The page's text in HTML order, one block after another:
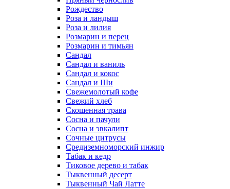
Рождество
Роза и ландыш
Роза и лилия
Розмарин и перец
Розмарин и тимьян
Сандал
Сандал и ваниль
Сандал и кокос
Сандал и Ши
Свежемолотый кофе
Свежий хлеб
Скошенная трава
Сосна и пачули
Сосна и эвкалипт
Сочные цитрусы
Средиземноморский инжир
Табак и кедр
Тиковое дерево и табак
Тыквенный десерт
Тыквенный Чай Латте